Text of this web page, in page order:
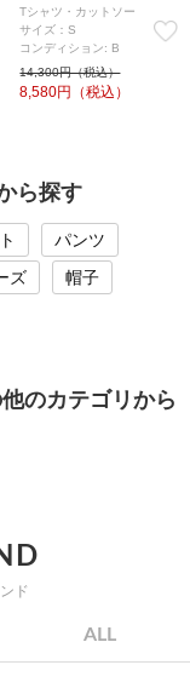
Tシャツ・カットソー
サイズ：S
コンディション: B
14,300円（税込）
8,580円（税込）
ら探す
パンツ
ズ
帽子
のカテゴリから
ド
ALL